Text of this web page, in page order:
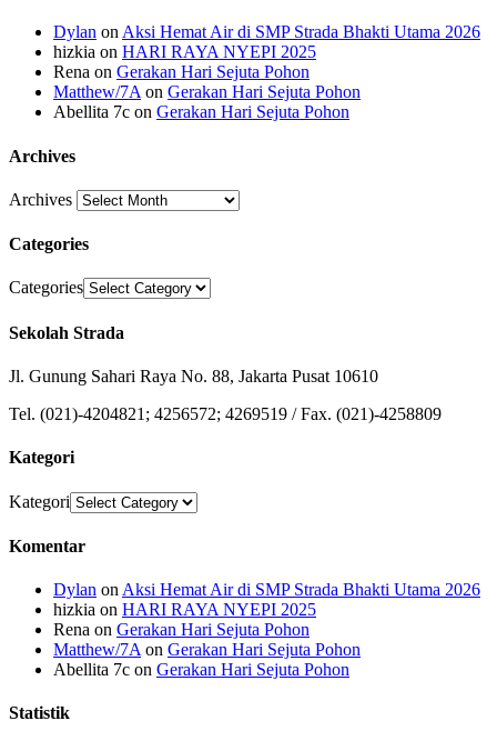
Dylan onAksi Hemat Air di SMP Strada Bhakti Utama 2026
hizkia on HARI RAYA NYEPI 2025
Rena on Gerakan Hari Sejuta Pohon
Matthew/7Aon Gerakan Hari Sejuta Pohon
Abellita 7c on Gerakan Hari Sejuta Pohon
Archives
Archives
Categories
Categories
Sekolah Strada
Jl. Gunung Sahari Raya No. 88, Jakarta Pusat 10610
Tel. (021)-4204821; 4256572; 4269519 / Fax. (021)-4258809
Kategori
Kategori
Komentar
Dylan on Aksi Hemat Air di SMP Strada Bhakti Utama 2026
hizkia on HARI RAYA NYEPI 2025
Rena on Gerakan Hari Sejuta Pohon
Matthew/7A on Gerakan Hari Sejuta Pohon
Abellita 7c on Gerakan Hari Sejuta Pohon
Statistik